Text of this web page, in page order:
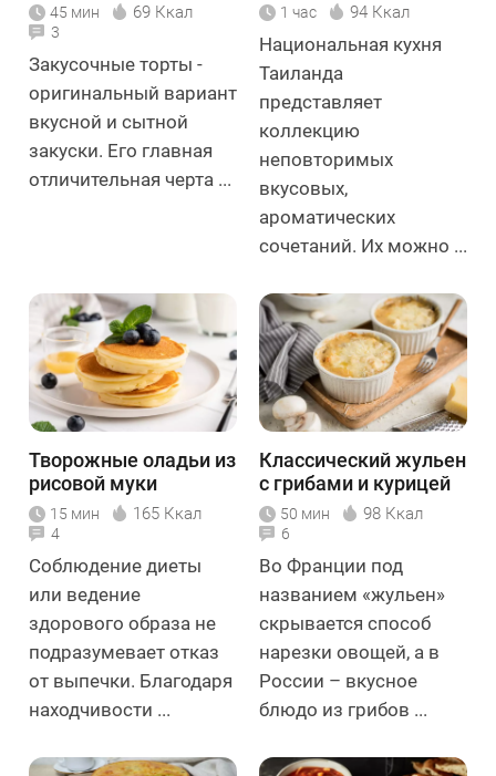
45 мин 69 Ккал
3
Закусочные торты -
оригинальный вариант
вкусной и сытной
закуски. Его главная
отличительная черта ...
1 час 94 Ккал
Национальная кухня
Таиланда
представляет
коллекцию
неповторимых
вкусовых,
ароматических
сочетаний. Их можно ...
Творожные оладьи из
рисовой муки
15 мин 165 Ккал
4
Соблюдение диеты
или ведение
здорового образа не
подразумевает отказ
от выпечки. Благодаря
находчивости ...
Классический жульен
с грибами и курицей
50 мин 98 Ккал
6
Во Франции под
названием «жульен»
скрывается способ
нарезки овощей, а в
России – вкусное
блюдо из грибов ...